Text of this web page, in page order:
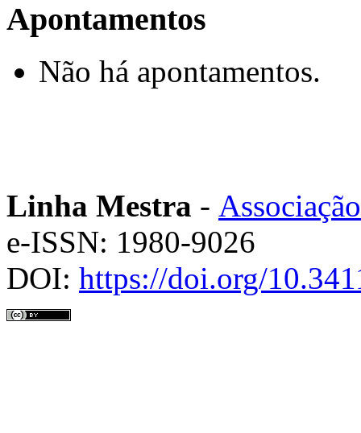
Apontamentos
Não há apontamentos.
Linha Mestra -
e-ISSN: 1980-9026
DOI: https://doi.org/